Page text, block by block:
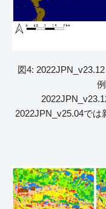
図4:
2022JPN_v25.04では